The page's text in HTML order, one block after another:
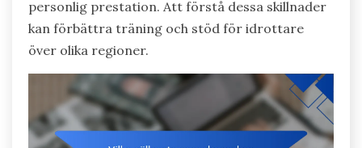
personlig prestation. Att förstå dessa skillnader
kan förbättra träning och stöd för idrottare
över olika regioner.